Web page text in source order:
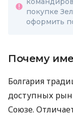
покупке
оформить
Почему
Болгария
доступных
Союзе.